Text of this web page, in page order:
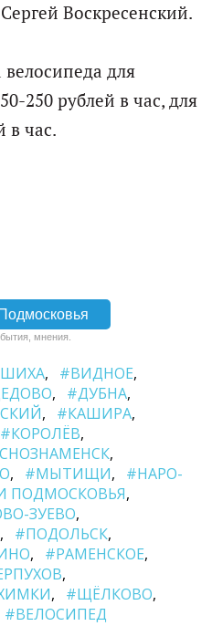
Воскресенский.
для
250 рублей в час, для
в час.
мнения.
#ВИДНОЕ
#ДУБНА
#КАШИРА
#КОРОЛЁВ
#МЫТИЩИ
#НАРО-
ПОДМОСКОВЬЯ
ЗУЕВО
#ПОДОЛЬСК
#РАМЕНСКОЕ
#ЩЁЛКОВО
#ВЕЛОСИПЕД